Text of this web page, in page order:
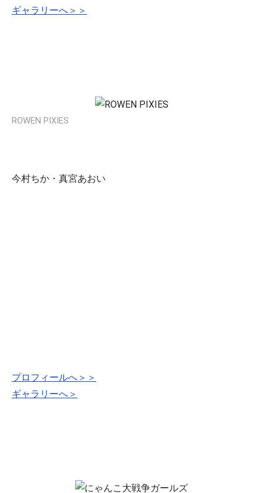
ギャラリーへ＞＞
ROWEN PIXIES
今村ちか・真宮あおい
プロフィールへ＞＞
ギャラリーへ＞